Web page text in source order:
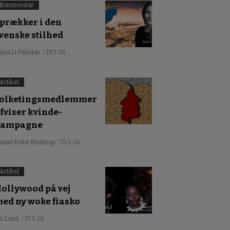
Kommentar
i den
stilhed
Li Paludan / 19.5.26
Artikel
kvinde-
Holst Pinderup / 13.5.26
Artikel
på vej
ny woke fiasko
Lund / 17.5.26